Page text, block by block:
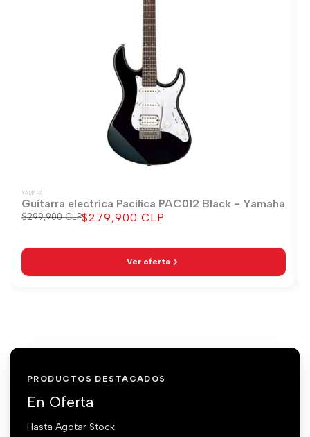
YAMAHA
Guitarra electrica Pacifica PAC012 Black - Yamaha
Precio
$299,900 CLPPrecio
$279,900 CLP
Ver oferta
PRODUCTOS DESTACADOS
En Oferta
Hasta Agotar Stock